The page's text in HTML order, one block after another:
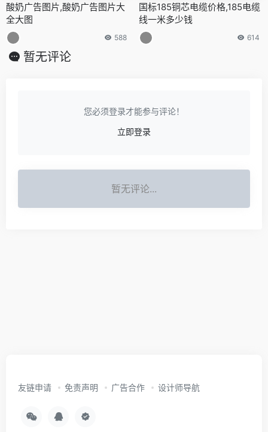
酸奶广告图片,酸奶广告图片大
全大图
588
国标185铜芯电缆价格,185电缆
线一米多少钱
614
暂无评论
您必须登录才能参与评论！
立即登录
暂无评论...
友链申请 免责声明 广告合作 设计师导航